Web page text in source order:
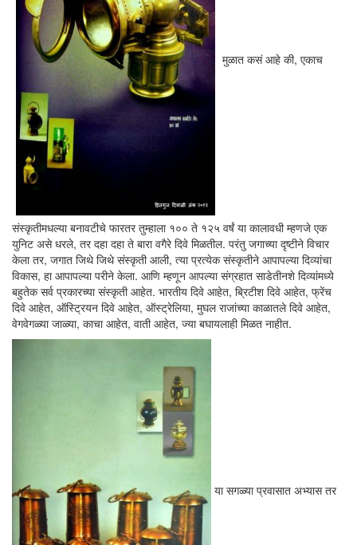
मुळात कसं आहे की, एकाच
संस्कृतीमधल्या बनावटीचे फारतर तुम्हाला १०० ते १२५ वर्षं या कालावधी म्हणजे एक
युनिट असे धरले, तर दहा दहा ते बारा वगैरे दिवे मिळतील. परंतु जगाच्या दृष्टीने विचार
केला तर, जगात जिथे जिथे संस्कृती आली, त्या प्रत्येक संस्कृतीने आपापल्या दिव्यांचा
विकास, हा आपापल्या परीने केला. आणि म्हणून आपल्या संग्रहात साडेतीनशे दिव्यांमध्ये
बहुतेक सर्व प्रकारच्या संस्कृती आहेत. भारतीय दिवे आहेत, ब्रिटीश दिवे आहेत, फ्रेंच
दिवे आहेत, ऑस्ट्रियन दिवे आहेत, ऑस्ट्रेलिया, मुघल राजांच्या काळातले दिवे आहेत,
वेगवेगळ्या जाळ्या, काचा आहेत, वाती आहेत, ज्या बघायलाही मिळत नाहीत.
या सगळ्या प्रवासात अभ्यास तर